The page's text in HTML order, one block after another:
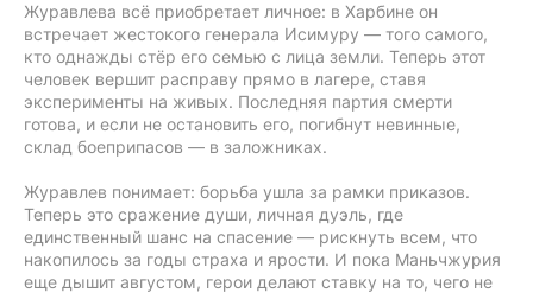
Журавлева всё приобретает личное: в Харбине он
встречает жестокого генерала Исимуру — того самого,
кто однажды стёр его семью с лица земли. Теперь этот
человек вершит расправу прямо в лагере, ставя
эксперименты на живых. Последняя партия смерти
готова, и если не остановить его, погибнут невинные,
склад боеприпасов — в заложниках.
Журавлев понимает: борьба ушла за рамки приказов.
Теперь это сражение души, личная дуэль, где
единственный шанс на спасение — рискнуть всем, что
накопилось за годы страха и ярости. И пока Маньчжурия
еще дышит августом, герои делают ставку на то, чего не